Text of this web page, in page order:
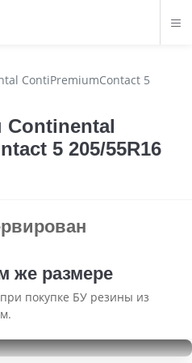
ContiPremiumContact 5
5 205/55R16
же размере
покупке БУ резины из